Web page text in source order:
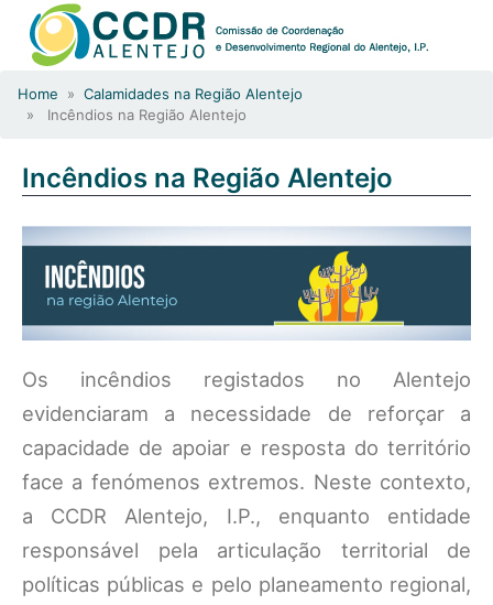
Home » Calamidades na Região Alentejo
» Incêndios na Região Alentejo
Incêndios na Região Alentejo
Os incêndios registados no Alentejo
evidenciaram a necessidade de reforçar a
capacidade de apoiar e resposta do território
face a fenómenos extremos. Neste contexto,
a CCDR Alentejo, I.P., enquanto entidade
responsável pela articulação territorial de
políticas públicas e pelo planeamento regional,